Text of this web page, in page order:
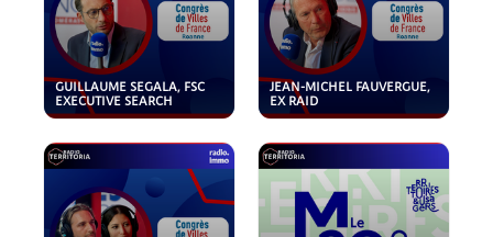
GUILLAUME SEGALA, FSC
EXECUTIVE SEARCH
JEAN-MICHEL FAUVERGUE,
EX RAID